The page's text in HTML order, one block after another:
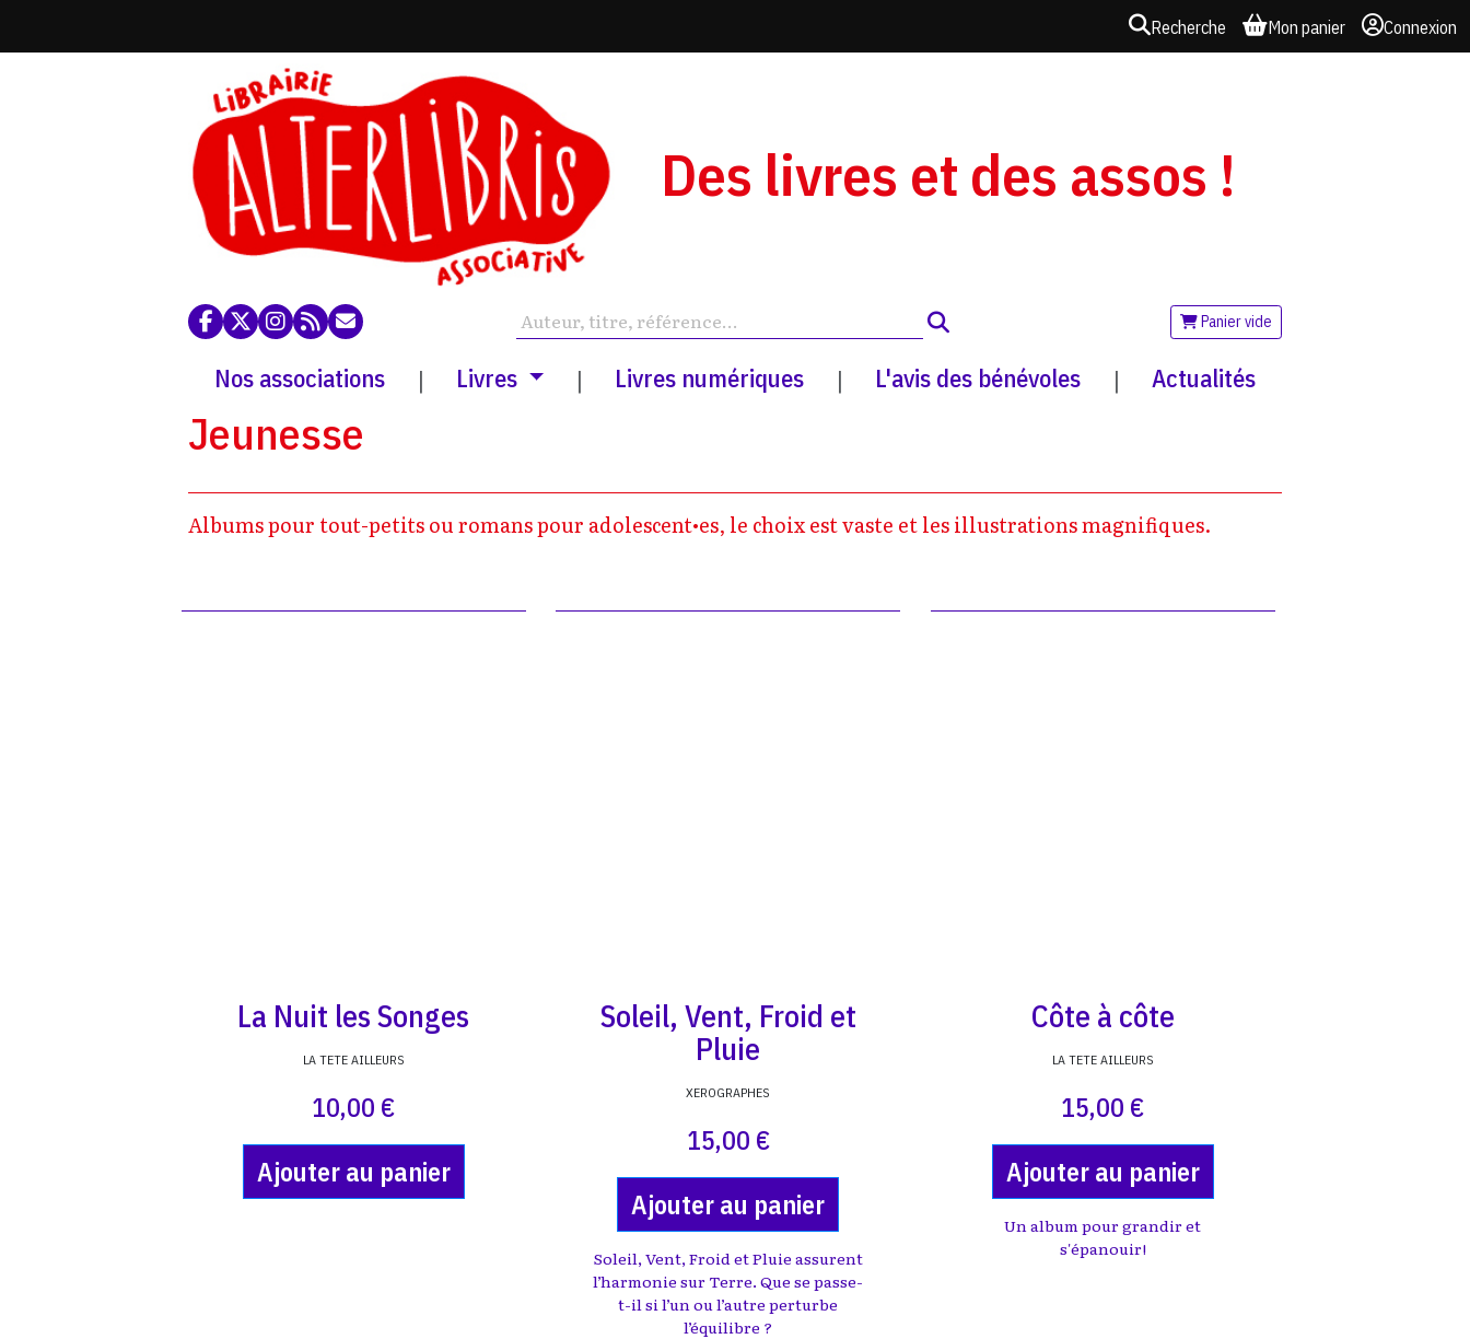
Recherche Mon panier Connexion
Des livres et des assos !
Panier vide
Nos associations | Livres | Livres numériques | L'avis des bénévoles | Actualités
Jeunesse
Albums pour tout-petits ou romans pour adolescent•es, le choix est vaste et les illustrations magnifiques.
La Nuit les Songes
LA TETE AILLEURS
10,00 €
Ajouter au panier
Soleil, Vent, Froid et
Pluie
XEROGRAPHES
15,00 €
Ajouter au panier
Soleil, Vent, Froid et Pluie assurent
l’harmonie sur Terre. Que se passe-
t-il si l’un ou l’autre perturbe
l’équilibre ?
Côte à côte
LA TETE AILLEURS
15,00 €
Ajouter au panier
Un album pour grandir et
s'épanouir!